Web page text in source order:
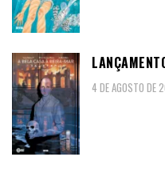
4 DE AGOSTO DE